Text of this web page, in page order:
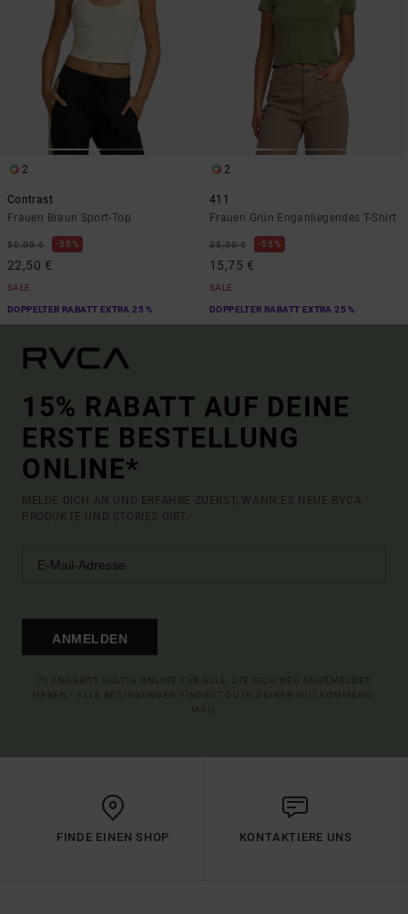
2
Contrast
Frauen Braun Sport-Top
50,00 € 55%
22,50 €
SALE
DOPPELTER RABATT EXTRA 25 %
2
411
Frauen Grün Enganliegendes T-Shirt
35,00 € 55%
15,75 €
SALE
DOPPELTER RABATT EXTRA 25 %
15% RABATT AUF DEINE
ERSTE BESTELLUNG
ONLINE*
MELDE DICH AN UND ERFAHRE ZUERST, WANN ES NEUE RVCA
PRODUKTE UND STORIES GIBT.
ANMELDEN
FINDE EINEN SHOP KONTAKTIERE UNS